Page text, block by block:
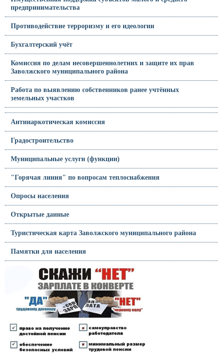
предпринимательства
Противодействие терроризму и его идеологии
Бухгалтерский учёт
Комиссия по делам несовершеннолетних и защите их прав
Заволжского муниципального района
Работа по выявлению собственников ранее учтённых
земельных участков
Антинаркотическая комиссия
Градостроительство
Муниципальные услуги (функции)
"Горячая линия" по вопросам теплоснабжения
Опросы населения
Открытые данные
Туристическая карта Заволжского муниципального района
Памятки для населения